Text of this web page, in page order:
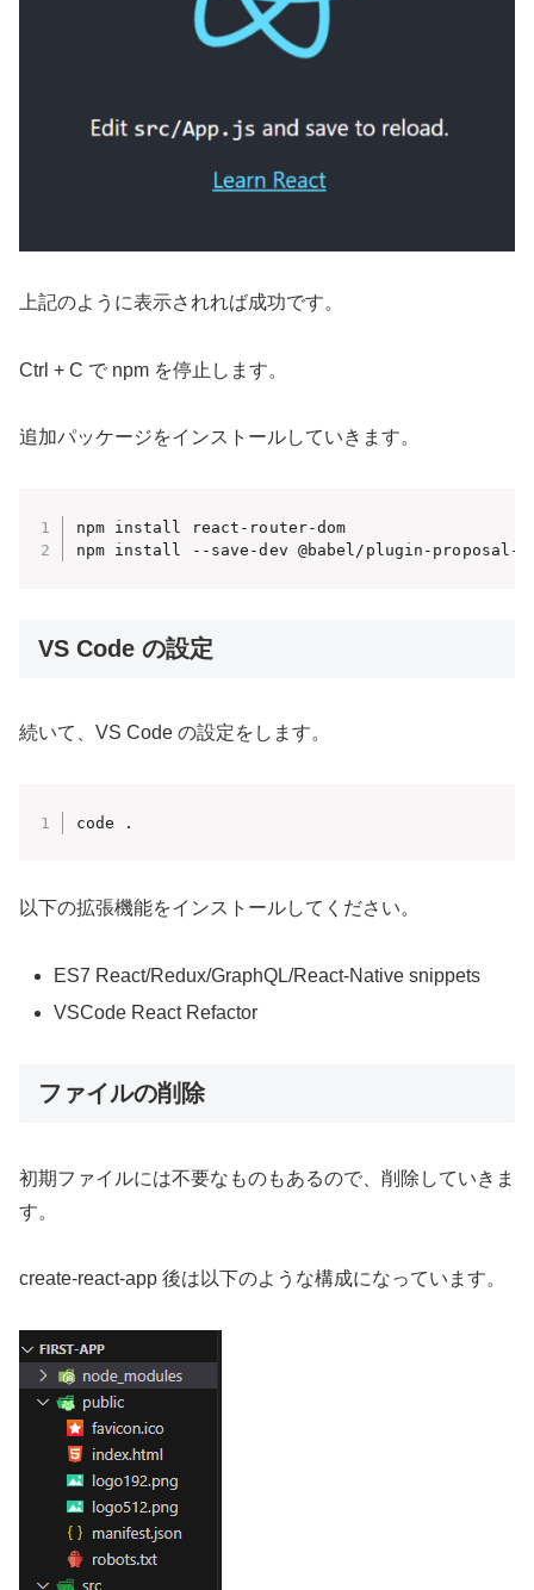
上記のように表示されれば成功です。
Ctrl + C で npm を停止します。
追加パッケージをインストールしていきます。
npm install react-router-dom
npm install --save-dev @babel/plugin-
VS Code の設定
続いて、VS Code の設定をします。
code .
以下の拡張機能をインストールしてください。
ES7 React/Redux/GraphQL/React-Native snippets
VSCode React Refactor
ファイルの削除
初期ファイルには不要なものもあるので、削除していきま
す。
create-react-app 後は以下のような構成になっています。